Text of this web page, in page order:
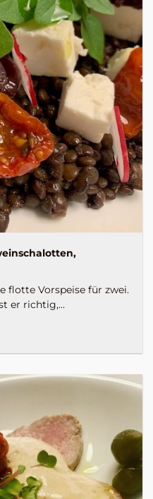
flotte Vorspeise für zwei.
er richtig,...